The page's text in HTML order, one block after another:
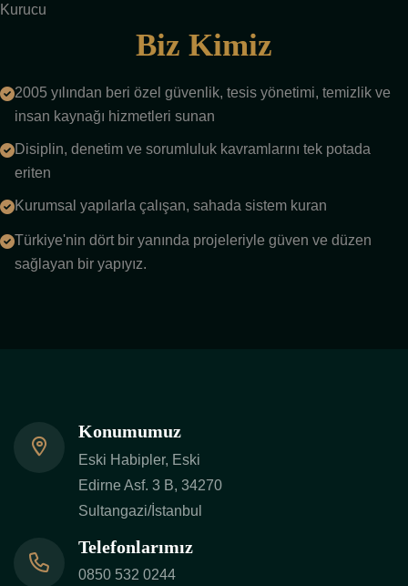
Kurucu
Biz Kimiz
2005 yılından beri özel güvenlik, tesis yönetimi, temizlik ve
insan kaynağı hizmetleri sunan
Disiplin, denetim ve sorumluluk kavramlarını tek potada
eriten
Kurumsal yapılarla çalışan, sahada sistem kuran
Türkiye'nin dört bir yanında projeleriyle güven ve düzen
sağlayan bir yapıyız.
Konumumuz
Eski Habipler, Eski
Edirne Asf. 3 B, 34270
Sultangazi/İstanbul
Telefonlarımız
0850 532 0244